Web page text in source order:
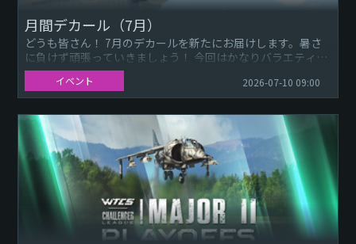
月間デカール（7月）
どうも皆さん！ 7月のデカールを新たにお届けします。暑さ
に負けず頑張っていきましょう！ 今回はかなりバラエティに
富んだラインナップとなっており、パーソナルマーキング、
部隊マーキング...
イベント 2026-07-10 09:00